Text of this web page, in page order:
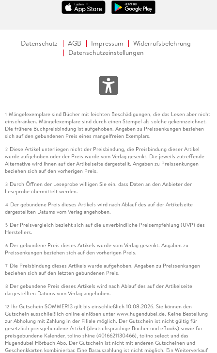
Datenschutz AGB Impressum
Widerrufsbelehrung
Datenschutzeinstellungen
1 Mängelexemplare sind Bücher mit leichten Beschädigungen, die das Lesen aber nicht
einschränken. Mängelexemplare sind durch einen Stempel als solche gekennzeichnet.
Die frühere Buchpreisbindung ist aufgehoben. Angaben zu Preissenkungen beziehen
sich auf den gebundenen Preis eines mangelfreien Exemplars.
2 Diese Artikel unterliegen nicht der Preisbindung, die Preisbindung dieser Artikel
wurde aufgehoben oder der Preis wurde vom Verlag gesenkt. Die jeweils zutreffende
Alternative wird Ihnen auf der Artikelseite dargestellt. Angaben zu Preissenkungen
beziehen sich auf den vorherigen Preis.
3 Durch Öffnen der Leseprobe willigen Sie ein, dass Daten an den Anbieter der
Leseprobe übermittelt werden.
4 Der gebundene Preis dieses Artikels wird nach Ablauf des auf der Artikelseite
dargestellten Datums vom Verlag angehoben.
5 Der Preisvergleich bezieht sich auf die unverbindliche Preisempfehlung (UVP) des
Herstellers.
6 Der gebundene Preis dieses Artikels wurde vom Verlag gesenkt. Angaben zu
Preissenkungen beziehen sich auf den vorherigen Preis.
7 Die Preisbindung dieses Artikels wurde aufgehoben. Angaben zu Preissenkungen
beziehen sich auf den letzten gebundenen Preis.
8 Der gebundene Preis dieses Artikels wird nach Ablauf des auf der Artikelseite
dargestellten Datums vom Verlag angehoben.
12 Ihr Gutschein SOMMER13 gilt bis einschließlich 10.08.2026. Sie können den
Gutschein ausschließlich online einlösen unter www.hugendubel.de. Keine Bestellung
zur Abholung mit Zahlung in der Filiale möglich. Der Gutschein ist nicht gültig für
gesetzlich preisgebundene Artikel (deutschsprachige Bücher und eBooks) sowie für
preisgebundene Kalender, tolino shine (4016621130466), tolino select und das
Hugendubel Hörbuch Abo. Der Gutschein ist nicht mit anderen Gutscheinen und
Geschenkkarten kombinierbar. Eine Barauszahlung ist nicht möglich. Ein Weiterverkauf